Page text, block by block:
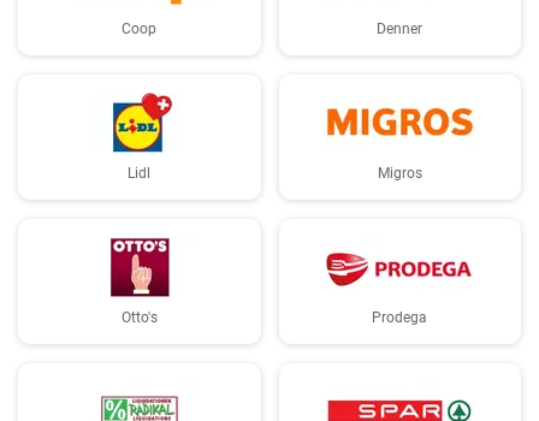
Coop Denner
Lidl Migros
Otto's Prodega